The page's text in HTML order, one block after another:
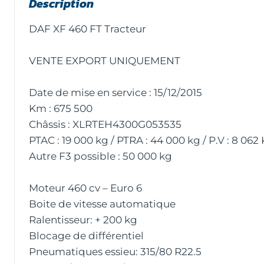
Description
DAF XF 460 FT Tracteur
VENTE EXPORT UNIQUEMENT
Date de mise en service : 15/12/2015
Km : 675 500
Châssis : XLRTEH4300G053535
PTAC : 19 000 kg / PTRA : 44 000 kg / P.V : 8 062
Autre F3 possible : 50 000 kg
Moteur 460 cv – Euro 6
Boite de vitesse automatique
Ralentisseur: + 200 kg
Blocage de différentiel
Pneumatiques essieu: 315/80 R22.5